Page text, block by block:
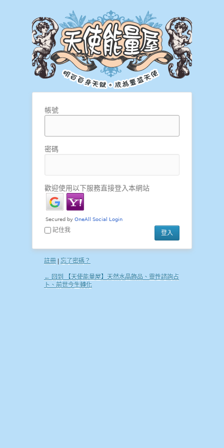
帳號
密碼
歡迎使用以下服務直接登入本網站
記住我
註冊 忘了密碼？
← 回到 【天使能量屋】天然水晶飾品、靈性諮詢占
卜、前世今生轉化